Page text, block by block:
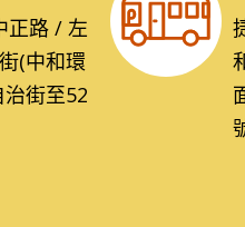
正路 / 左
(中和環
街至52